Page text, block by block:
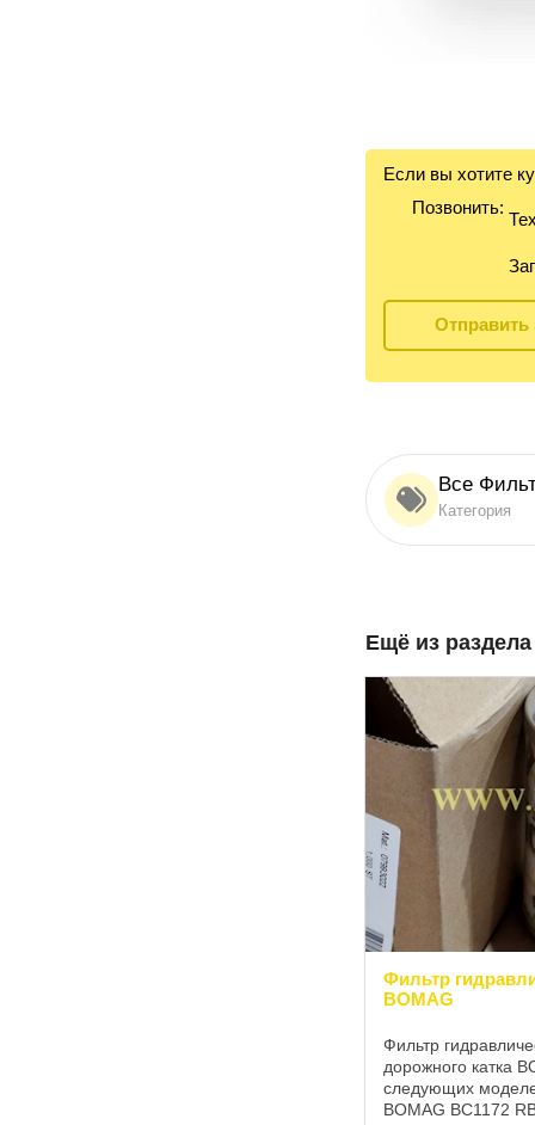
Если вы хотите
Позвонить:
Отправить
Все
Категория
Ещё из
Фильтр
BOMAG
Фильтр
дорожного катка
следующих
BOMAG BC1172